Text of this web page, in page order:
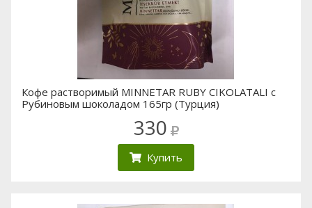
Кофе растворимый MINNETAR RUBY CIKOLATALI с
Рубиновым шоколадом 165гр (Турция)
330
Купить